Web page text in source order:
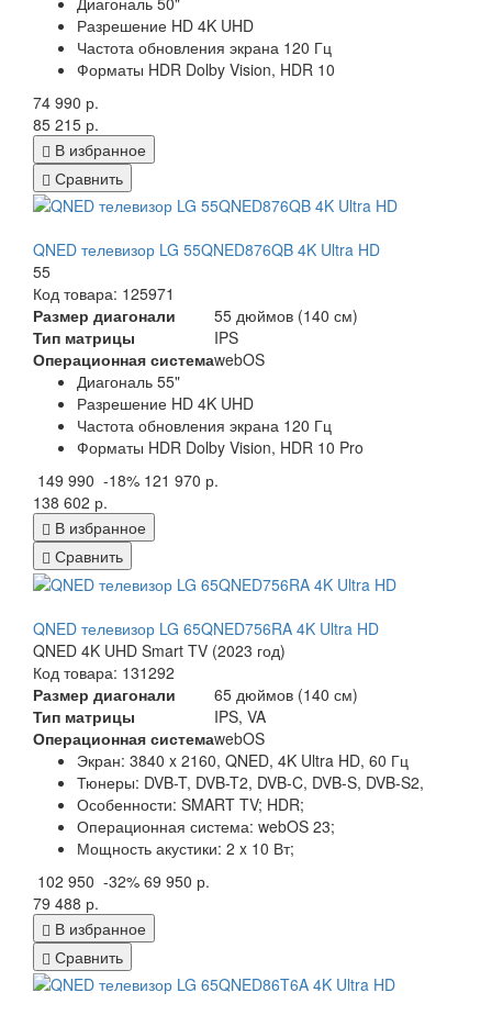
Разрешение HD 4K UHD
Частота обновления экрана 120 Гц
Форматы HDR Dolby Vision, HDR 10
74 990 р.
85 215 р.
В избранное
Сравнить
QNED телевизор LG 55QNED876QB 4K Ultra HD
55
Код товара: 125971
Размер диагонали
55 дюймов (140 см)
Тип матрицы
IPS
Операционная системаwebOS
Диагональ 55"
Разрешение HD 4K UHD
Частота обновления экрана 120 Гц
Форматы HDR Dolby Vision, HDR 10 Pro
149 990 -18% 121 970 р.
138 602 р.
В избранное
Сравнить
QNED телевизор LG 65QNED756RA 4K Ultra HD
QNED 4K UHD Smart TV (2023 год)
Код товара: 131292
Размер диагонали
65 дюймов (140 см)
Тип матрицы
IPS, VA
Операционная системаwebOS
Экран: 3840 x 2160, QNED, 4K Ultra HD, 60 Гц
Тюнеры: DVB-T, DVB-T2, DVB-C, DVB-S, DVB-S2,
Особенности: SMART TV; HDR;
Операционная система: webOS 23;
Мощность акустики: 2 x 10 Вт;
102 950 -32% 69 950 р.
79 488 р.
В избранное
Сравнить